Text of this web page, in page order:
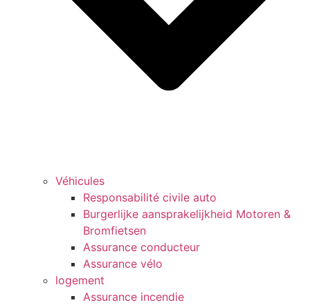
Véhicules
Responsabilité civile auto
Burgerlijke aansprakelijkheid Motoren &
Bromfietsen
Assurance conducteur
Assurance vélo
logement
Assurance incendie